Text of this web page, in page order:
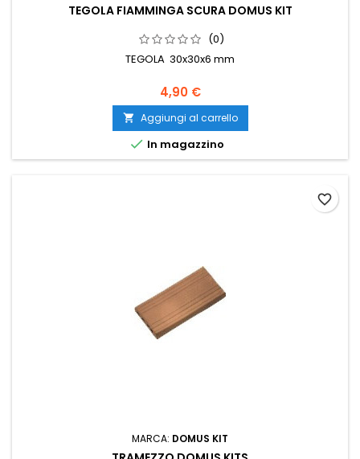
TEGOLA FIAMMINGA SCURA DOMUS KIT
(0)
TEGOLA 30x30x6 mm
4,90 €
 Aggiungi al carrello
 In magazzino
MARCA: DOMUS KIT
favorite_border